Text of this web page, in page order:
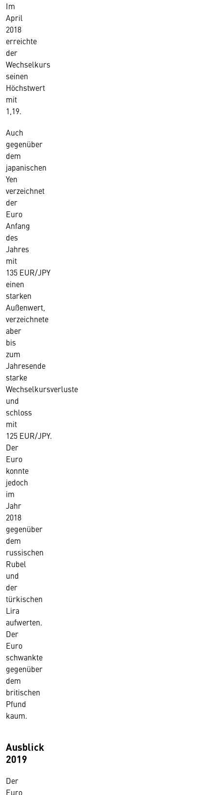
Im
April
2018
erreichte
der
Wechselkurs
seinen
Höchstwert
mit
1,19.
Auch
gegenüber
dem
japanischen
Yen
verzeichnet
der
Euro
Anfang
des
Jahres
mit
135 EUR/JPY
einen
starken
Außenwert,
verzeichnete
aber
bis
zum
Jahresende
starke
Wechselkursverluste
und
schloss
mit
125 EUR/JPY.
Der
Euro
konnte
jedoch
im
Jahr
2018
gegenüber
dem
russischen
Rubel
und
der
türkischen
Lira
aufwerten.
Der
Euro
schwankte
gegenüber
dem
britischen
Pfund
kaum.
Ausblick
2019
Der
Euro